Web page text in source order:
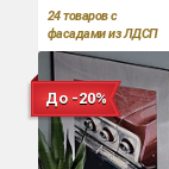
24товаров с
фасадами из ЛДСП
До -20%